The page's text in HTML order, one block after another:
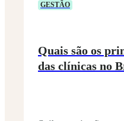
GESTÃO
Quais são os
das clínicas no